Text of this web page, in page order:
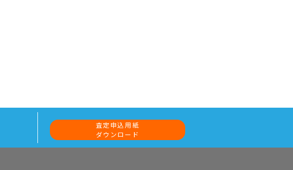
査定申込用紙
ダウンロード